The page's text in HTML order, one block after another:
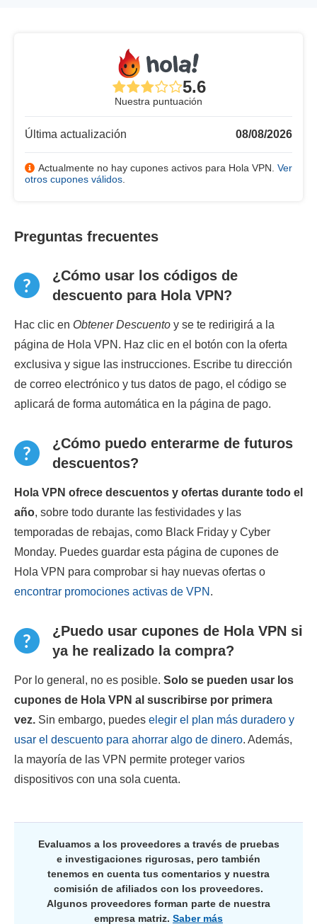
5.6
Nuestra puntuación
Última actualización 08/08/2026
Actualmente no hay cupones activos para Hola VPN. Ver
otros cupones válidos
Preguntas frecuentes
¿Cómo usar los códigos de
descuento para Hola VPN?
Hac clic en Obtener Descuento y se te redirigirá a la
página de Hola VPN. Haz clic en el botón con la oferta
exclusiva y sigue las instrucciones. Escribe tu dirección
de correo electrónico y tus datos de pago, el código se
aplicará de forma automática en la página de pago.
¿Cómo puedo enterarme de futuros
descuentos?
Hola VPN ofrece descuentos y ofertas durante todo el
año, sobre todo durante las festividades y las
temporadas de rebajas, como Black Friday y Cyber
Monday. Puedes guardar esta página de cupones de
Hola VPN para comprobar si hay nuevas ofertas o
encontrar promociones activas de VPN .
¿Puedo usar cupones de Hola VPN si
ya he realizado la compra?
Por lo general, no es posible. Solo se pueden usar los
cupones de Hola VPN al suscribirse por primera
vez. Sin embargo, puedes elegir el plan más duradero y
usar el descuento para ahorrar algo de dinero. Además,
la mayoría de las VPN permite proteger varios
dispositivos con una sola cuenta.
Evaluamos a los proveedores a través de pruebas
e investigaciones rigurosas, pero también
tenemos en cuenta tus comentarios y nuestra
comisión de afiliados con los proveedores.
Algunos proveedores forman parte de nuestra
empresa matriz. Saber más